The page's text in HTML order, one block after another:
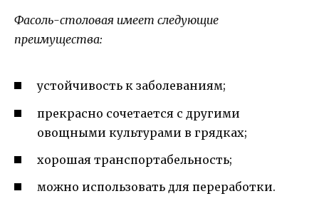
Фасоль-столовая имеет следующие
преимущества:
устойчивость к заболеваниям;
прекрасно сочетается с другими
овощными культурами в грядках;
хорошая транспортабельность;
можно использовать для переработки.